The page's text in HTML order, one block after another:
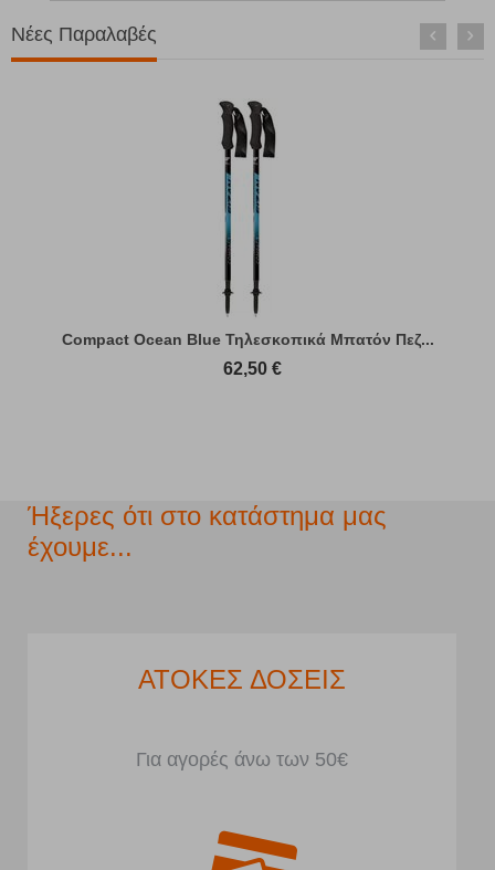
Νέες Παραλαβές
Compact Ocean Blue Τηλεσκοπικά Μπατόν Πεζ...
62,50 €
Ήξερες ότι στο κατάστημα μας
έχουμε...
ΑΤΟΚΕΣ ΔΟΣΕΙΣ
Για αγορές άνω των 50€